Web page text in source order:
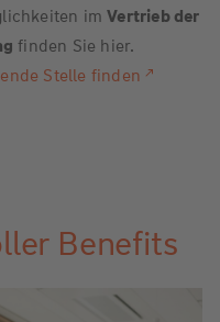
imVertrieb der
finden Sie hier.
Stelle finden
Benefits